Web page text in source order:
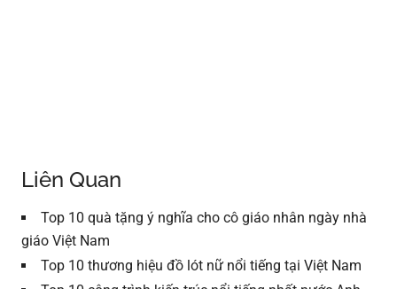
Liên Quan
Top 10 quà tặng ý nghĩa cho cô giáo nhân ngày nhà
giáo Việt Nam
Top 10 thương hiệu đồ lót nữ nổi tiếng tại Việt Nam